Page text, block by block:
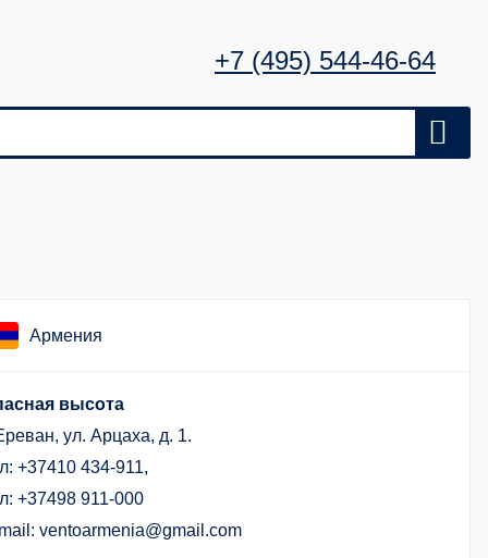
+7 (495) 544-46-64
Армения
высота
ул. Арцаха, д. 1.
+37410 434-911,
+37498 911-000
ventoarmenia@gmail.com